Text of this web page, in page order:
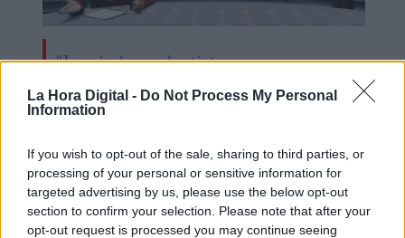
La Hora Digital - Do Not Process My Personal
Information
If you wish to opt-out of the sale, sharing to third parties, or
processing of your personal or sensitive information for
targeted advertising by us, please use the below opt-out
section to confirm your selection. Please note that after your
opt-out request is processed you may continue seeing
"Los independentistas son
insaciables, en algún momento habra
que decir hasta aquí"